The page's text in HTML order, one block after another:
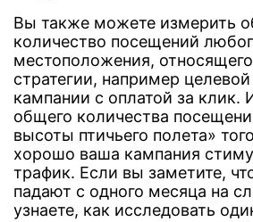
Вы также можете измерить
количество посещений
местоположения,
стратегии, например
кампании с оплатой за клик.
общего количества
высоты птичьего полета»
хорошо ваша кампания
трафик. Если вы заметите,
падают с одного месяца на
узнаете, как исследовать